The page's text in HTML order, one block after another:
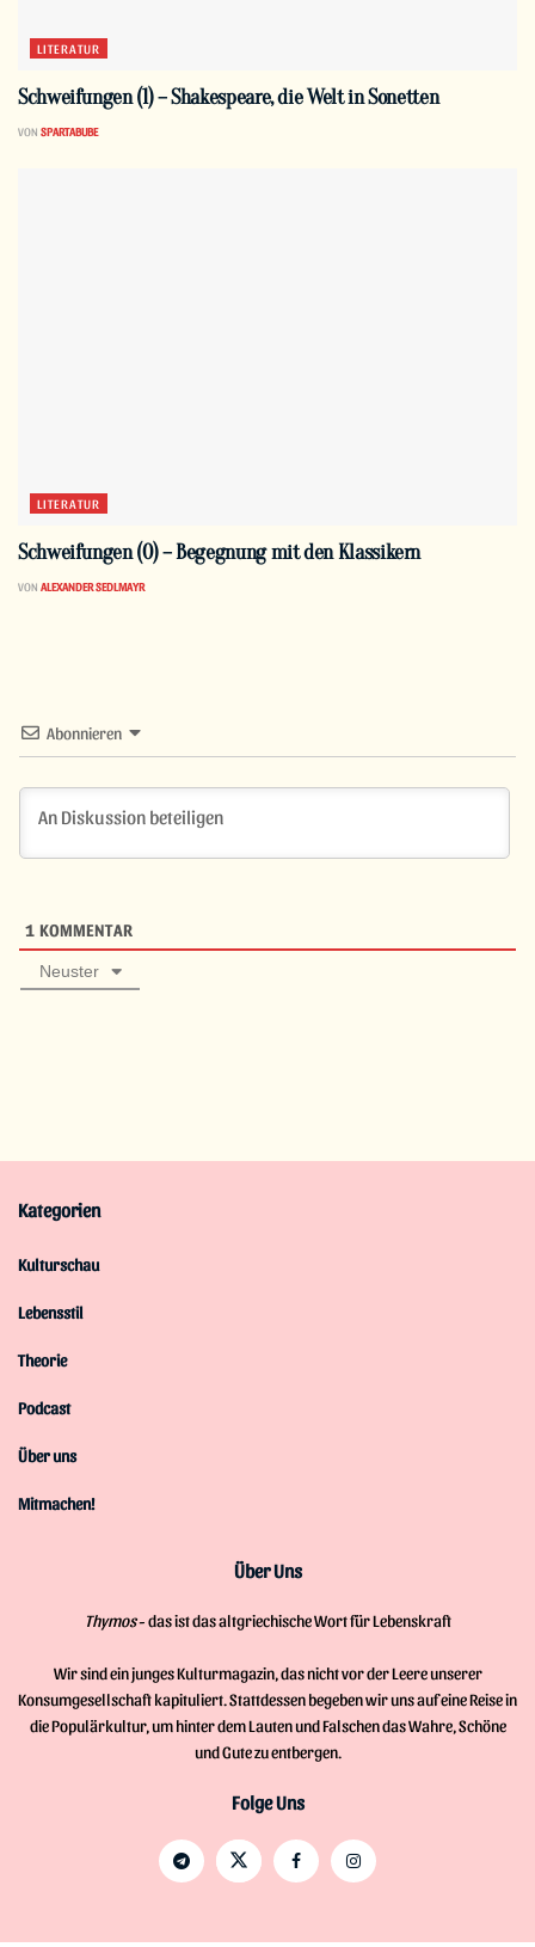
LITERATUR
Schweifungen (1) – Shakespeare, die Welt in Sonetten
VON SPARTABUBE
LITERATUR
Schweifungen (0) – Begegnung mit den Klassikern
VON ALEXANDER SEDLMAYR
Abonnieren
1 KOMMENTAR
Neuster
Kategorien
Kulturschau
Lebensstil
Theorie
Podcast
Über uns
Mitmachen!
Über Uns
Thymos- das ist das altgriechische Wort für Lebenskraft
Wir sind ein junges Kulturmagazin, das nicht vor der Leere unserer
Konsumgesellschaft kapituliert. Stattdessen begeben wir uns auf eine Reise in
die Populärkultur, um hinter dem Lauten und Falschen das Wahre, Schöne
und Gute zu entbergen.
Folge Uns